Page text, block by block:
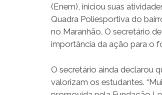
(Enem), iniciou suas
Quadra Poliesportiva do
no Maranhão. O secretário
importância da ação para o
O secretário ainda declarou
valorizam os estudantes.